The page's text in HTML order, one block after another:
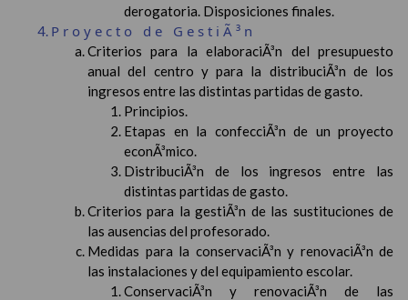
derogatoria. Disposiciones finales.
Proyecto de GestiÃ³n
Criterios para la elaboraciÃ³n del presupuesto
anual del centro y para la distribuciÃ³n de los
ingresos entre las distintas partidas de gasto.
Principios.
Etapas en la confecciÃ³n de un proyecto
econÃ³mico.
DistribuciÃ³n de los ingresos entre las
distintas partidas de gasto.
Criterios para la gestiÃ³n de las sustituciones de
las ausencias del profesorado.
Medidas para la conservaciÃ³n y renovaciÃ³n de
las instalaciones y del equipamiento escolar.
ConservaciÃ³n y renovaciÃ³n de las